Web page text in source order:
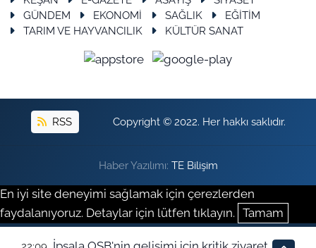
GÜNDEM
EKONOMİ SAĞLIK
EĞİTİM
TARIM VE HAYVANCILIK
KÜLTÜR SANAT
RSS Copyright © 2022. Her hakkı saklıdır.
Haber Yazılımı: TE Bilişim
En iyi site deneyimi sağlamak için çerezlerden
faydalanıyoruz. Detaylar için lütfen tıklayın. Tamam